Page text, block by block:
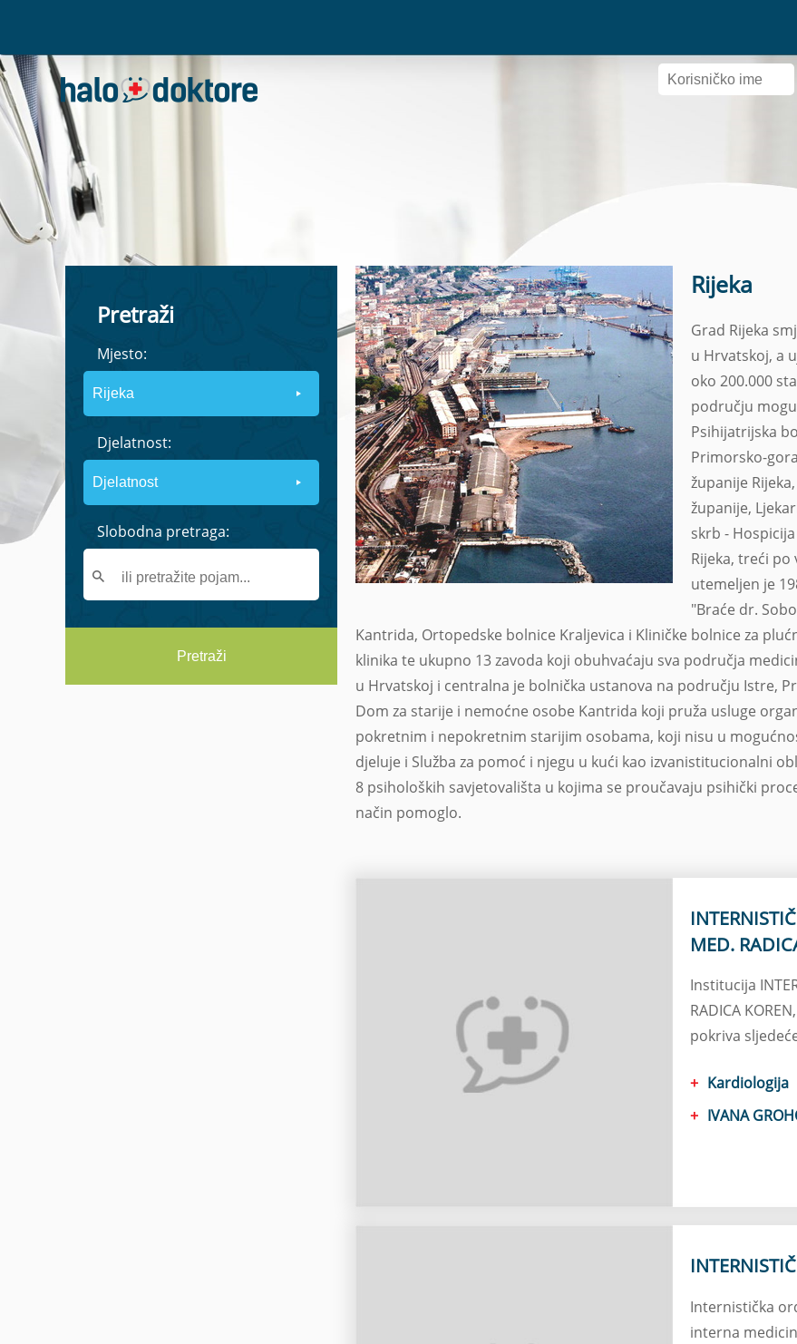
Pretraži
Mjesto:
Djelatnost:
Slobodna pretraga:
Pretraži
Rijeka
Grad Rijeka
u Hrvatskoj, a
oko 200.000
području
Psihijatrijska
Primorsko-
županije
županije,
skrb -
Rijeka, treći
utemeljen je
"Braće dr.
Kantrida, Ortopedske bolnice Kraljevica i Kliničke bolnice za
klinika te ukupno 13 zavoda koji obuhvaćaju sva područja
u Hrvatskoj i centralna je bolnička ustanova na području Istre,
Dom za starije i nemoćne osobe Kantrida koji pruža usluge
pokretnim i nepokretnim starijim osobama, koji nisu u
djeluje i Služba za pomoć i njegu u kući kao izvanistitucionalni
8 psiholoških savjetovališta u kojima se proučavaju psihički
način pomoglo.
MED.
Institucija
RADICA
pokriva
Kardiologija
IVANA
Internistička
interna